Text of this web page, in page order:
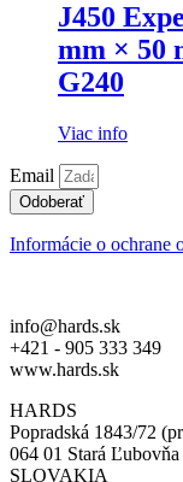
J450
mm × 50
G240
Viac info
Email
Odoberať
Informácie o ochrane
info@hards.sk
+421 - 905 333 349
www.hards.sk
HARDS
Popradská 1843/72
064 01 Stará Ľubovňa
SLOVAKIA